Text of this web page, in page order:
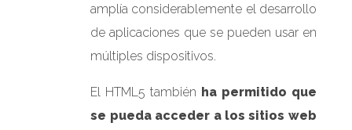
amplía considerablemente el desarrollo
de aplicaciones que se pueden usar en
múltiples dispositivos.
El HTML5 también ha permitido que
se pueda acceder a los sitios web